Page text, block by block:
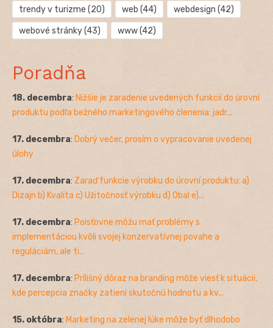
trendy v turizme (20) web (44) webdesign (42)
webové stránky(43) www(42)
Poradňa
18. decembra: Nižšie je zaradenie uvedených funkcií do úrovní
produktu podľa bežného marketingového členenia: jadr...
17. decembra: Dobrý večer, prosím o vypracovanie uvedenej
úlohy
17. decembra: Zaraď funkcie výrobku do úrovní produktu: a)
Dizajn b) Kvalita c) Užitočnosť výrobku d) Obal e)...
17. decembra: Poisťovne môžu mať problémy s
implementáciou kvôli svojej konzervatívnej povahe a
reguláciám, ale ti...
17. decembra: Prílišný dôraz na branding môže viesť k situácii,
kde percepcia značky zatieni skutočnú hodnotu a kv...
15. októbra: Marketing na zelenej lúke môže byť dlhodobo